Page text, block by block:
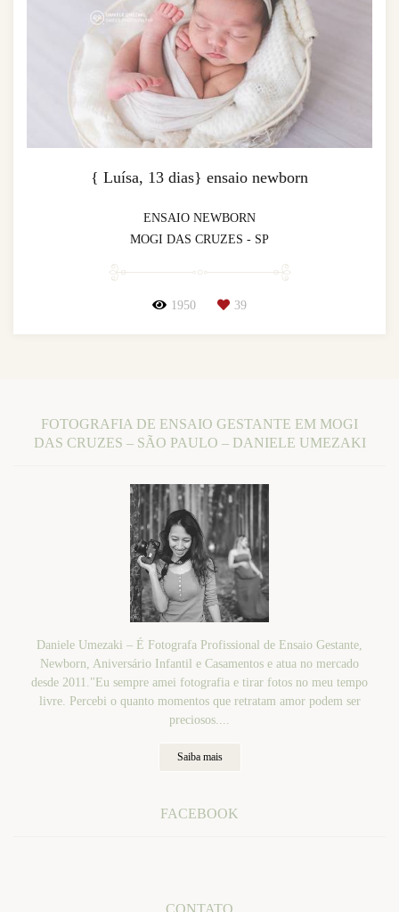
{ Luísa, 13 dias} ensaio newborn
ENSAIO NEWBORN
MOGI DAS CRUZES - SP
1950 39
FOTOGRAFIA DE ENSAIO GESTANTE EM MOGI
DAS CRUZES – SÃO PAULO – DANIELE UMEZAKI
Daniele Umezaki – É Fotografa Profissional de Ensaio Gestante,
Newborn, Aniversário Infantil e Casamentos e atua no mercado
desde 2011."Eu sempre amei fotografia e tirar fotos no meu tempo
livre. Percebi o quanto momentos que retratam amor podem ser
preciosos....
Saiba mais
FACEBOOK